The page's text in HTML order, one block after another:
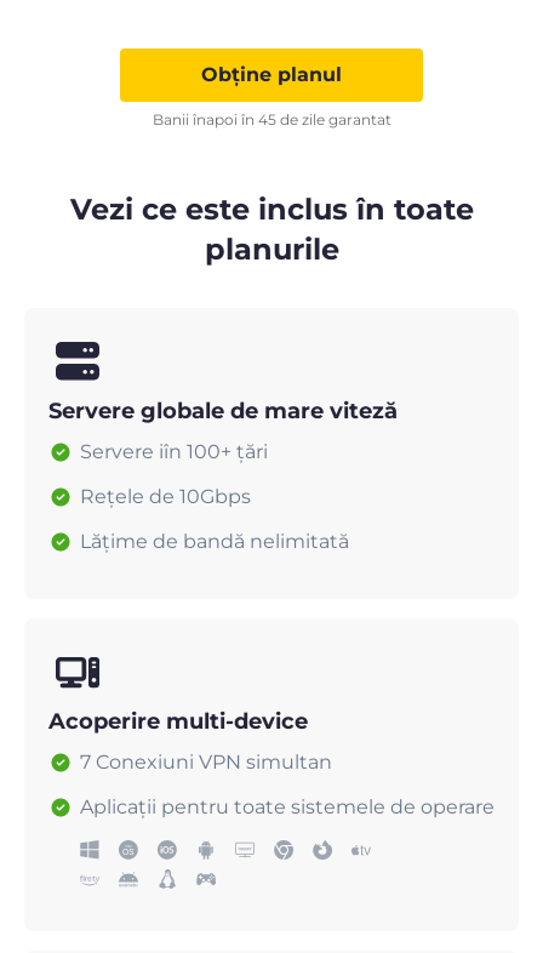
Obține planul
Banii înapoi în 45 de zile garantat
Vezi ce este inclus în toate
planurile
Servere globale de mare viteză
Servere iîn 100+ țări
Rețele de 10Gbps
Lățime de bandă nelimitată
Acoperire multi-device
7 Conexiuni VPN simultan
Aplicații pentru toate sistemele de operare